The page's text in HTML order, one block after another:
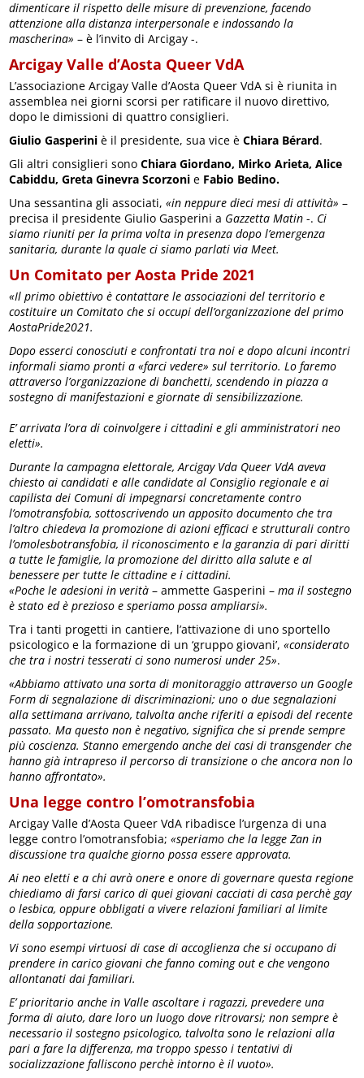
dimenticare il rispetto delle misure di prevenzione, facendo
attenzione alla distanza interpersonale e indossando la
mascherina» – è l’invito di Arcigay -.
Arcigay Valle d’Aosta Queer VdA
L’associazione Arcigay Valle d’Aosta Queer VdA si è riunita in
assemblea nei giorni scorsi per ratificare il nuovo direttivo,
dopo le dimissioni di quattro consiglieri.
Giulio Gasperini è il presidente, sua vice èChiara Bérard.
Gli altri consiglieri sono Chiara Giordano, Mirko Arieta, Alice
Cabiddu, Greta Ginevra Scorzoni e Fabio Bedino.
Una sessantina gli associati,«in neppure dieci mesi di attività» –
precisa il presidente Giulio Gasperini a Gazzetta Matin -. Ci
siamo riuniti per la prima volta in presenza dopo l’emergenza
sanitaria, durante la quale ci siamo parlati via Meet.
Un Comitato per Aosta Pride 2021
«Il primo obiettivo è contattare le associazioni del territorio e
costituire un Comitato che si occupi dell’organizzazione del primo
AostaPride2021.
Dopo esserci conosciuti e confrontati tra noi e dopo alcuni incontri
informali siamo pronti a «farci vedere» sul territorio. Lo faremo
attraverso l’organizzazione di banchetti, scendendo in piazza a
sostegno di manifestazioni e giornate di sensibilizzazione.
E’ arrivata l’ora di coinvolgere i cittadini e gli amministratori neo
eletti».
Durante la campagna elettorale, Arcigay Vda Queer VdA aveva
chiesto ai candidati e alle candidate al Consiglio regionale e ai
capilista dei Comuni di impegnarsi concretamente contro
l’omotransfobia, sottoscrivendo un apposito documento che tra
l’altro chiedeva la promozione di azioni efficaci e strutturali contro
l’omolesbotransfobia, il riconoscimento e la garanzia di pari diritti
a tutte le famiglie, la promozione del diritto alla salute e al
benessere per tutte le cittadine e i cittadini.
«Poche le adesioni in verità – ammette Gasperini –ma il sostegno
è stato ed è prezioso e speriamo possa ampliarsi».
Tra i tanti progetti in cantiere, l’attivazione di uno sportello
psicologico e la formazione di un ‘gruppo giovani’, «considerato
che tra i nostri tesserati ci sono numerosi under 25».
«Abbiamo attivato una sorta di monitoraggio attraverso un Google
Form di segnalazione di discriminazioni; uno o due segnalazioni
alla settimana arrivano, talvolta anche riferiti a episodi del recente
passato. Ma questo non è negativo, significa che si prende sempre
più coscienza. Stanno emergendo anche dei casi di transgender che
hanno già intrapreso il percorso di transizione o che ancora non lo
hanno affrontato».
Una legge contro l’omotransfobia
Arcigay Valle d’Aosta Queer VdA ribadisce l’urgenza di una
legge contro l’omotransfobia;«speriamo che la legge Zan in
discussione tra qualche giorno possa essere approvata.
Ai neo eletti e a chi avrà onere e onore di governare questa regione
chiediamo di farsi carico di quei giovani cacciati di casa perchè gay
o lesbica, oppure obbligati a vivere relazioni familiari al limite
della sopportazione.
Vi sono esempi virtuosi di case di accoglienza che si occupano di
prendere in carico giovani che fanno coming out e che vengono
allontanati dai familiari.
E’ prioritario anche in Valle ascoltare i ragazzi, prevedere una
forma di aiuto, dare loro un luogo dove ritrovarsi; non sempre è
necessario il sostegno psicologico, talvolta sono le relazioni alla
pari a fare la differenza, ma troppo spesso i tentativi di
socializzazione falliscono perchè intorno è il vuoto».